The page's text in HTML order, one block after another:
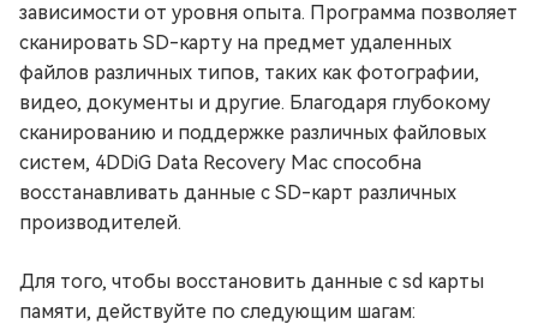
зависимости от уровня опыта. Программа позволяет
сканировать SD-карту на предмет удаленных
файлов различных типов, таких как фотографии,
видео, документы и другие. Благодаря глубокому
сканированию и поддержке различных файловых
систем, 4DDiG Data Recovery Mac способна
восстанавливать данные с SD-карт различных
производителей.
Для того, чтобы восстановить данные с sd карты
памяти, действуйте по следующим шагам: